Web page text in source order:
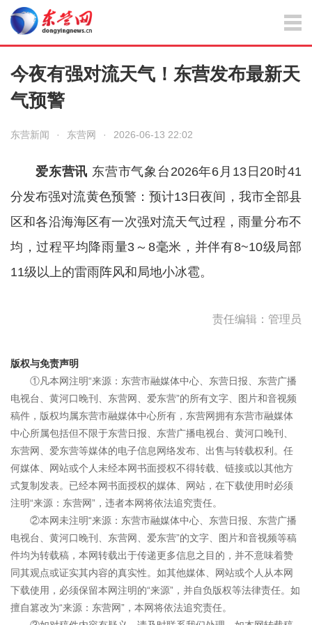
今夜有强对流天气！东营发布最新天
气预警
东营新闻 · 东营网 · 2026-06-13 22:02
爱东营讯 东营市气象台2026年6月13日20时41
分发布强对流黄色预警：预计13日夜间，我市全部县
区和各沿海海区有一次强对流天气过程，雨量分布不
均，过程平均降雨量3～8毫米，并伴有8~10级局部
11级以上的雷雨阵风和局地小冰雹。
责任编辑：管理员
版权与免责声明
①凡本网注明“来源：东营市融媒体中心、东营日报、东营广播
电视台、黄河口晚刊、东营网、爱东营”的所有文字、图片和音视频
稿件，版权均属东营市融媒体中心所有，东营网拥有东营市融媒体
中心所属包括但不限于东营日报、东营广播电视台、黄河口晚刊、
东营网、爱东营等媒体的电子信息网络发布、出售与转载权利。任
何媒体、网站或个人未经本网书面授权不得转载、链接或以其他方
式复制发表。已经本网书面授权的媒体、网站，在下载使用时必须
注明“来源：东营网”，违者本网将依法追究责任。
②本网未注明“来源：东营市融媒体中心、东营日报、东营广播
电视台、黄河口晚刊、东营网、爱东营”的文字、图片和音视频等稿
件均为转载稿，本网转载出于传递更多信息之目的，并不意味着赞
同其观点或证实其内容的真实性。如其他媒体、网站或个人从本网
下载使用，必须保留本网注明的“来源”，并自负版权等法律责任。如
擅自篡改为“来源：东营网”，本网将依法追究责任。